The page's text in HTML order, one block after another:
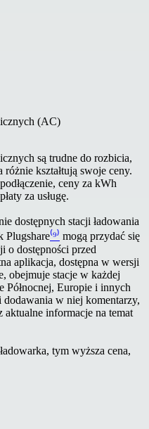
(AC)
są trudne do rozbicia,
różnie kształtują swoje ceny.
ceny za kWh
za usługę.
dostępnych stacji ładowania
Plugshare⁽⁹⁾ mogą przydać się
o dostępności przed
aplikacja, dostępna w wersji
obejmuje stacje w każdej
Północnej, Europie i innych
w niej komentarzy,
aktualne informacje na temat
tym wyższa cena,